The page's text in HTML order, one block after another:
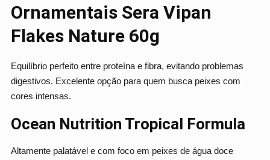
Ornamentais Sera Vipan
Flakes Nature 60g
Equilíbrio perfeito entre proteína e fibra, evitando problemas
digestivos. Excelente opção para quem busca peixes com
cores intensas.
Ocean Nutrition Tropical Formula
Altamente palatável e com foco em peixes de água doce